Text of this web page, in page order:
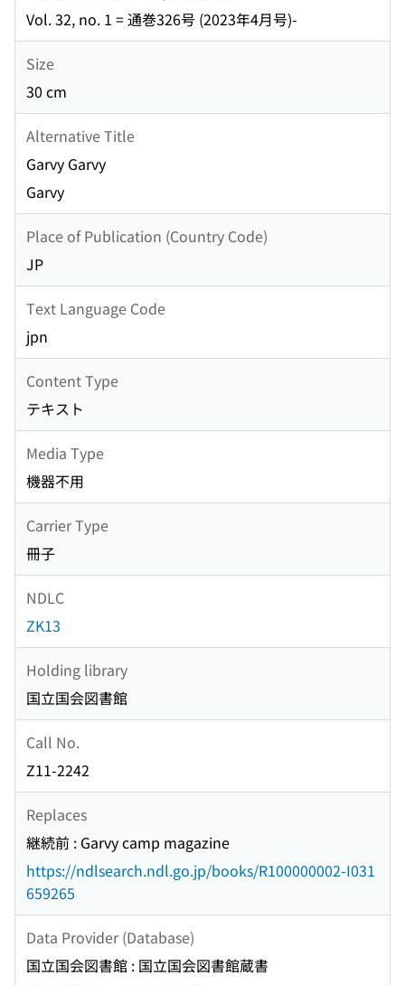
Vol. 32, no. 1 = 通巻326号 (2023年4月号)-
Size
30 cm
Alternative Title
Garvy Garvy
Garvy
Place of Publication (Country Code)
JP
Text Language Code
jpn
Content Type
テキスト
Media Type
機器不用
Carrier Type
冊子
NDLC
ZK13
Holding library
国立国会図書館
Call No.
Z11-2242
Replaces
継続前 : Garvy camp magazine
https://ndlsearch.ndl.go.jp/books/R100000002-I031
659265
Data Provider (Database)
国立国会図書館 : 国立国会図書館蔵書